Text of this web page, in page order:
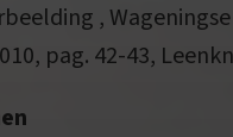
,
pag. 42-43,